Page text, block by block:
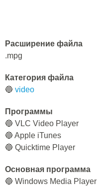
Расширение файла
.mpg
Категория файла
🔵 video
Программы
🔵 VLC Video Player
🔵 Apple iTunes
🔵 Quicktime Player
Основная программа
🔵 Windows Media Player